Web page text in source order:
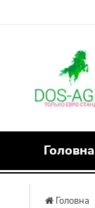
Головна
Головна